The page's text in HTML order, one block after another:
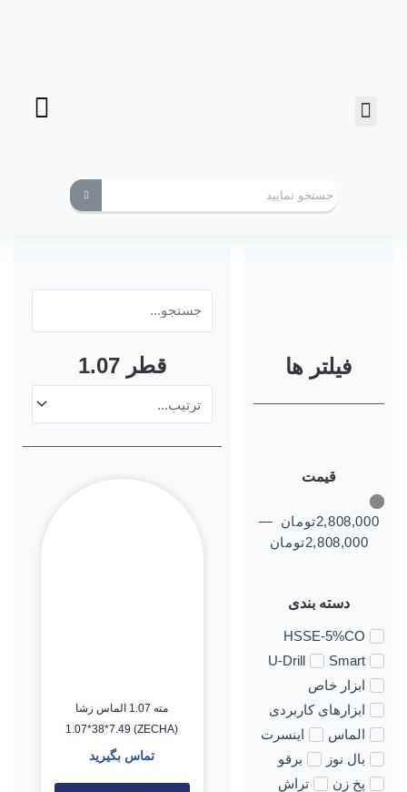
فیلتر ها
قیمت
2,808,000تومان —
2,808,000تومان
دسته بندی
HSSE-5%CO
Smart
U-Drill
ابزار خاص
ابزارهای کاربردی
الماس
اینسرت
بال نوز
برقو
پخ زن
تراش
قطر 1.07
مته 1.07 الماس زشا
(ZECHA) 1.07*38*7.49
تماس بگیرید